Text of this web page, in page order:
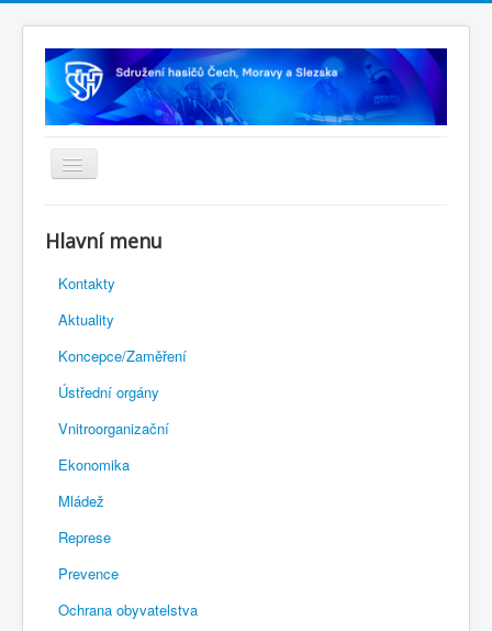
Rejstřík sportu
Novelizace Stanov SH ČMS
Plán činnosti 2026
Kalendář akcí
Výhody pro členy
Portál REDENOX
Hlavní menu
Kontakty
Aktuality
Koncepce/Zaměření
Ústřední orgány
Vnitroorganizační
Ekonomika
Mládež
Represe
Prevence
Ochrana obyvatelstva